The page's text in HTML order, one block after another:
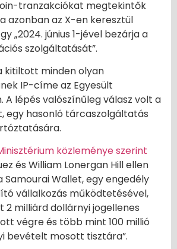
tranzakciókat megtekintők
azonban az X-en keresztül
„2024. június 1-jével bezárja a
szolgáltatását”.
kitiltott minden olyan
IP-címe az Egyesült
A lépés valószínűleg válasz volt a
egy hasonló tárcaszolgáltatás
közleménye szerint
és William Lonergan Hill ellen
Wallet, egy engedély
vállalkozás működtetésével,
milliárd dollárnyi jogellenes
végre és több mint 100 millió
bevételt mosott tisztára”.